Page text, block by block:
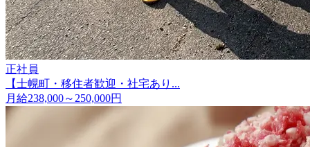
正社員
【士幌町・移住者歓迎・社宅あり...
月給238,000～250,000円